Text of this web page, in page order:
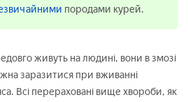
породами курей.
живуть на людині, вони в змозі
заразитися при вживанні
Всі перераховані вище хвороби, як